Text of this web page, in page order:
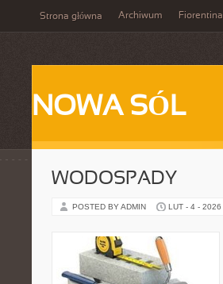
Strona główna Archiwum Fiorentina
NOWA SÓL
WODOSPADY
POSTED BY ADMIN LUT - 4 - 2026